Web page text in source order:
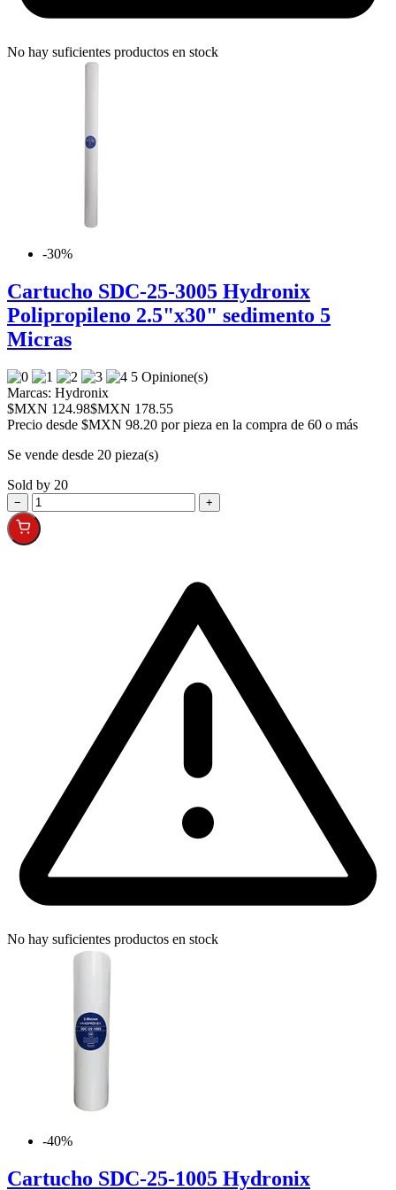
No hay suficientes productos en stock
-30%
Cartucho SDC-25-3005 Hydronix
Polipropileno 2.5"x30" sedimento 5
Micras
5 Opinione(s)
Marcas: Hydronix
$MXN 124.98$MXN 178.55
Precio desde $MXN 98.20 por pieza en la compra de 60 o más
Se vende desde 20 pieza(s)
Sold by 20
− +
No hay suficientes productos en stock
-40%
Cartucho SDC-25-1005 Hydronix